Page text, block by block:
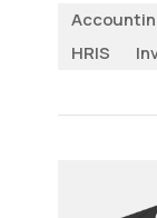
HRIS